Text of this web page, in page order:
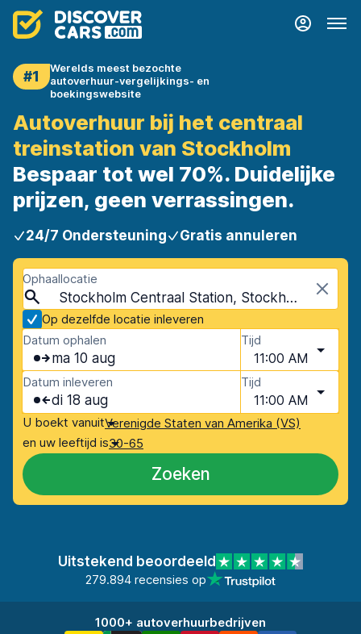
#1
Werelds meest bezochte
autoverhuur-vergelijkings- en
boekingswebsite
Autoverhuur bij het centraal
treinstation van Stockholm
Bespaar tot wel 70%. Duidelijke
prijzen, geen verrassingen.
24/7 Ondersteuning Gratis annuleren
Ophaallocatie
Stockholm Centraal Station, Stockholm, Zweden
Op dezelfde locatie inleveren
Datum ophalen
ma 10 aug
Tijd
11:00 AM
Datum inleveren
di 18 aug
Tijd
11:00 AM
U boekt vanuitVerenigde Staten van Amerika (VS)
en uw leeftijd is30-65
Zoeken
Uitstekend beoordeeld
279.894 recensies op
1000+ autoverhuurbedrijven